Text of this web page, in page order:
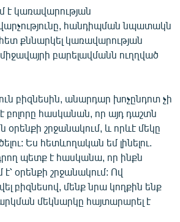
կայքերը
է կառավարության
հանդիպման նպատակն
քննարկել կառավարության
բարելավմանն ուղղված
բիզնեսին, անարդար խոչընդոտ չի
բոլորը հասկանան, որ այդ դաշտն
օրենքի շրջանակում, և որևէ մեկը
Ես հետևողական եմ լինելու.
պետք է հասկանա, որ ինքն
օրենքի շրջանակում: Ով
բիզնեսով, մենք նրա կողքին ենք
մեկնարկը հայտարարել է